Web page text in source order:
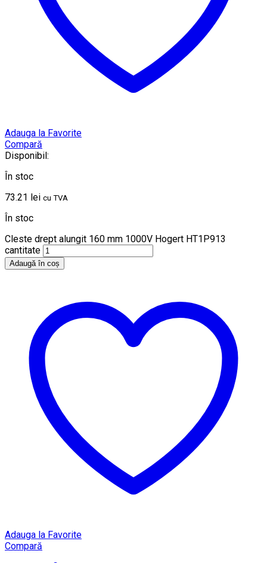
Adauga la Favorite
Compară
Disponibil:
În stoc
73.21 lei cu TVA
În stoc
Cleste drept alungit 160 mm 1000V Hogert HT1P913
cantitate
Adaugă în coș
Adauga la Favorite
Compară